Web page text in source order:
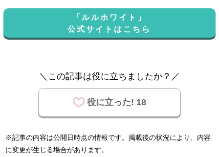
「ルルホワイト」
公式サイトはこちら
＼この記事は役に立ちましたか？／
役に立った! 18
※記事の内容は公開日時点の情報です。掲載後の状況により、内容
に変更が生じる場合があります。